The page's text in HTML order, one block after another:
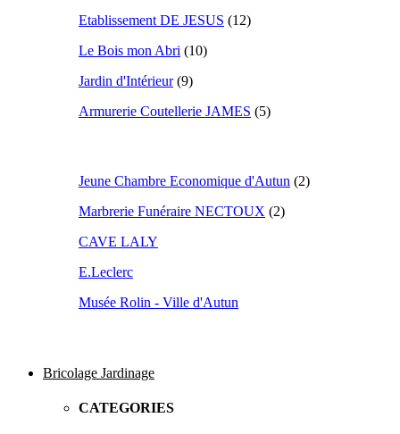
Etablissement DE JESUS (12)
Le Bois mon Abri (10)
Jardin d'Intérieur(9)
Armurerie Coutellerie JAMES (5)
Jeune Chambre Economique d'Autun (2)
Marbrerie Funéraire NECTOUX (2)
CAVE LALY
E.Leclerc
Musée Rolin - Ville d'Autun
Bricolage Jardinage
CATEGORIES